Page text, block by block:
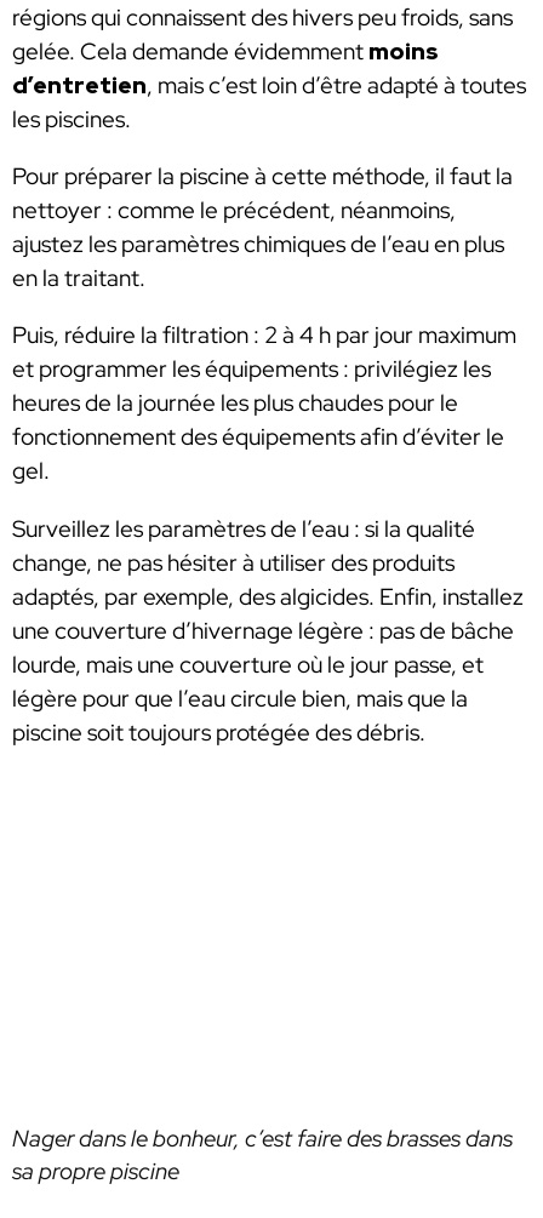
régions qui connaissent des hivers peu froids, sans
gelée. Cela demande évidemment moins
d’entretien, mais c’est loin d’être adapté à toutes
les piscines.
Pour préparer la piscine à cette méthode, il faut la
nettoyer : comme le précédent, néanmoins,
ajustez les paramètres chimiques de l’eau en plus
en la traitant.
Puis, réduire la filtration : 2 à 4 h par jour maximum
et programmer les équipements : privilégiez les
heures de la journée les plus chaudes pour le
fonctionnement des équipements afin d’éviter le
gel.
Surveillez les paramètres de l’eau : si la qualité
change, ne pas hésiter à utiliser des produits
adaptés, par exemple, des algicides. Enfin, installez
une couverture d’hivernage légère : pas de bâche
lourde, mais une couverture où le jour passe, et
légère pour que l’eau circule bien, mais que la
piscine soit toujours protégée des débris.
Nager dans le bonheur, c’est faire des brasses dans
sa propre piscine